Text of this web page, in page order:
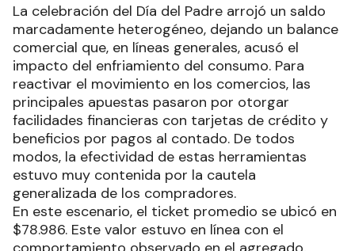
La celebración del Día del Padre arrojó un saldo
marcadamente heterogéneo, dejando un balance
comercial que, en líneas generales, acusó el
impacto del enfriamiento del consumo. Para
reactivar el movimiento en los comercios, las
principales apuestas pasaron por otorgar
facilidades financieras con tarjetas de crédito y
beneficios por pagos al contado. De todos
modos, la efectividad de estas herramientas
estuvo muy contenida por la cautela
generalizada de los compradores.
En este escenario, el ticket promedio se ubicó en
$78.986. Este valor estuvo en línea con el